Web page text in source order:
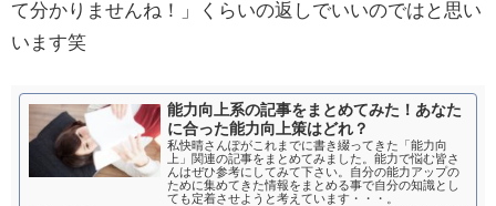
て分かりませんね！」くらいの返しでいいのではと思い
います笑
能力向上系の記事をまとめてみた！あなた
に合った能力向上策はどれ？
私快晴さんぽがこれまでに書き綴ってきた「能力向
上」関連の記事をまとめてみました。能力で悩む皆さ
んはぜひ参考にしてみて下さい。自分の能力アップの
ために集めてきた情報をまとめる事で自分の知識とし
ても定着させようと考えています・・・。